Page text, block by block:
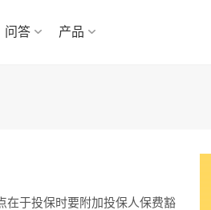
问答 产品
在于投保时要附加投保人保费豁